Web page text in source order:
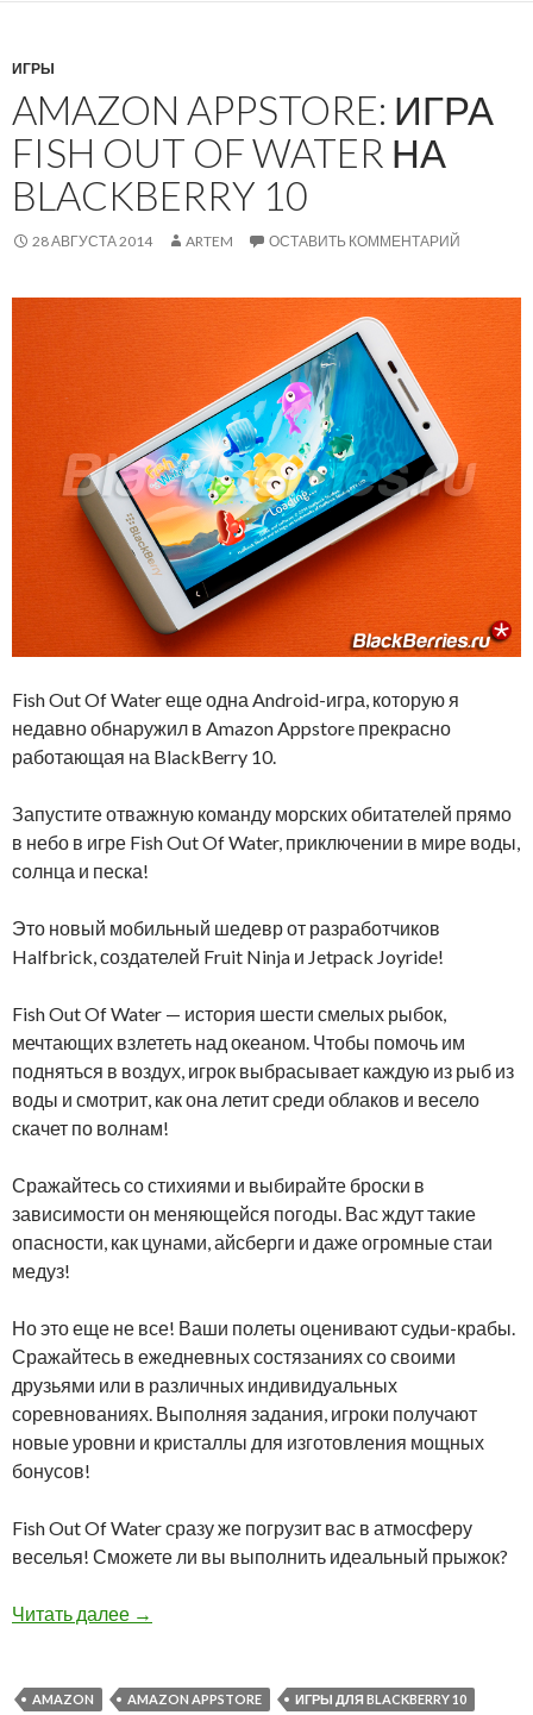
ИГРЫ
AMAZON APPSTORE: ИГРА
FISH OUT OF WATER НА
BLACKBERRY 10
28 АВГУСТА 2014 ARTEM ОСТАВИТЬ КОММЕНТАРИЙ
Fish Out Of Water еще одна Android-игра, которую я
недавно обнаружил в Amazon Appstore прекрасно
работающая на BlackBerry 10.
Запустите отважную команду морских обитателей прямо
в небо в игре Fish Out Of Water, приключении в мире воды,
солнца и песка!
Это новый мобильный шедевр от разработчиков
Halfbrick, создателей Fruit Ninja и Jetpack Joyride!
Fish Out Of Water — история шести смелых рыбок,
мечтающих взлететь над океаном. Чтобы помочь им
подняться в воздух, игрок выбрасывает каждую из рыб из
воды и смотрит, как она летит среди облаков и весело
скачет по волнам!
Сражайтесь со стихиями и выбирайте броски в
зависимости он меняющейся погоды. Вас ждут такие
опасности, как цунами, айсберги и даже огромные стаи
медуз!
Но это еще не все! Ваши полеты оценивают судьи-крабы.
Сражайтесь в ежедневных состязаниях со своими
друзьями или в различных индивидуальных
соревнованиях. Выполняя задания, игроки получают
новые уровни и кристаллы для изготовления мощных
бонусов!
Fish Out Of Water сразу же погрузит вас в атмосферу
веселья! Сможете ли вы выполнить идеальный прыжок?
Читать далее Amazon Appstore: игра Fish Out Of Water на
→
AMAZON AMAZON APPSTORE ИГРЫ ДЛЯ BLACKBERRY 10